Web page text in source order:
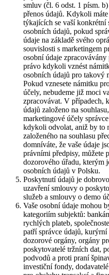
smluv (čl. 6 odst. 1 písm.
přenos údajů. Kdykoli
týkajících se vaší konkrétní
osobních údajů, pokud
údaje na základě svého
souvislosti s marketingem
osobní údaje
právo kdykoli vznést
osobních údajů pro takový
Pokud vznesete námitku
účely, nebudeme již moci
zpracovávat. V případech,
údajů založeno na
marketingové účely
kdykoli odvolat, aniž by to
založeného na souhlasu
domníváte, že vaše údaje
právními předpisy, můžete
dozorového úřadu, kterým
osobních údajů v Polsku.
Poskytnutí údajů je
uzavření smlouvy o
služeb a smlouvy o demo
Vaše osobní údaje mohou
kategoriím subjektů:
rychlých plateb,
patří správce údajů,
dozorové orgány, orgány
poskytovatelé tržních dat,
podvodů a proti praní
investiční fondy,